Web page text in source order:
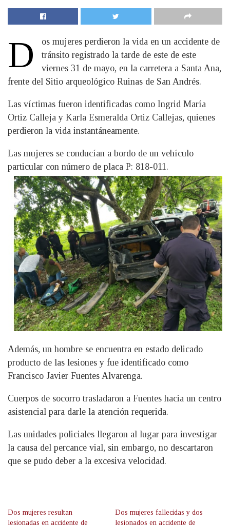
D
os mujeres perdieron la vida en un accidente de
tránsito registrado la tarde de este de este
viernes 31 de mayo, en la carretera a Santa Ana,
frente del Sitio arqueológico Ruinas de San Andrés.
Las víctimas fueron identificadas como Ingrid María
Ortiz Calleja y Karla Esmeralda Ortiz Callejas, quienes
perdieron la vida instantáneamente.
Las mujeres se conducían a bordo de un vehículo
particular con número de placa P: 818-011.
Además, un hombre se encuentra en estado delicado
producto de las lesiones y fue identificado como
Francisco Javier Fuentes Alvarenga.
Cuerpos de socorro trasladaron a Fuentes hacia un centro
asistencial para darle la atención requerida.
Las unidades policiales llegaron al lugar para investigar
la causa del percance vial, sin embargo, no descartaron
que se pudo deber a la excesiva velocidad.
Dos mujeres resultan
lesionadas en accidente de
Dos mujeres fallecidas y dos
lesionados en accidente de